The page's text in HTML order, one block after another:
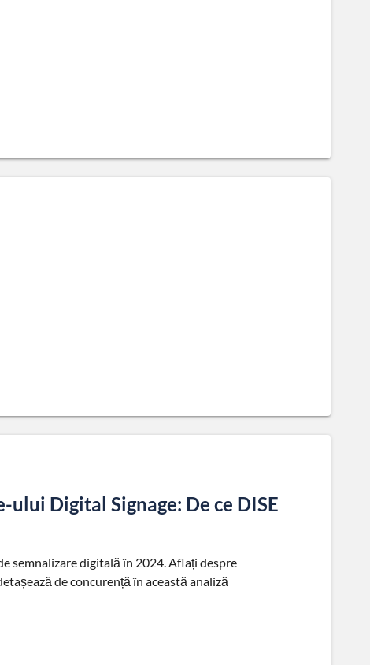
Digital Signage: De ce DISE
semnalizare digitală în 2024. Aflați despre
de concurență în această analiză